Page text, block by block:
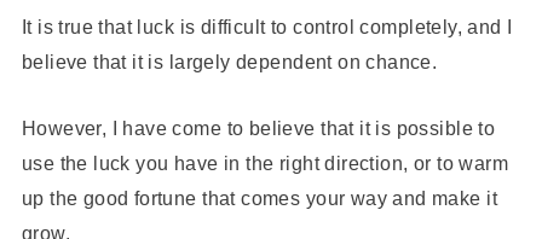
It is true that luck is difficult to control completely, and I
believe that it is largely dependent on chance.
However, I have come to believe that it is possible to
use the luck you have in the right direction, or to warm
up the good fortune that comes your way and make it
grow.